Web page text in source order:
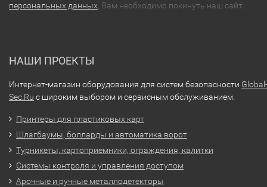
персональных данных , Вам необходимо покинуть наш сайт.
НАШИ ПРОЕКТЫ
Интернет-магазин оборудования для систем безопасности Global-
Sec.Ru с широким выбором и сервисным обслуживанием.
Принтеры для пластиковых карт
Шлагбаумы, болларды и автоматика ворот
Турникеты, картоприемники, ограждения, калитки
Системы контроля и управления доступом
Арочные и ручные металлодетекторы